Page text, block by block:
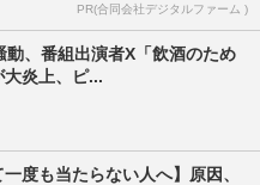
PR(合同会社デジタルファーム )
動、番組出演者X「飲酒のため
炎上、ピ...
度も当たらない人へ】原因、